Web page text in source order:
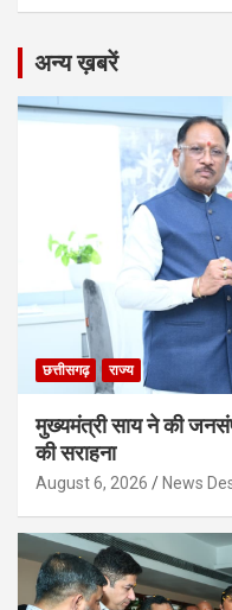
अन्य ख़बरें
छत्तीसगढ़ राज्य
मुख्यमंत्री साय ने की
की सराहना
August 6, 2026 News